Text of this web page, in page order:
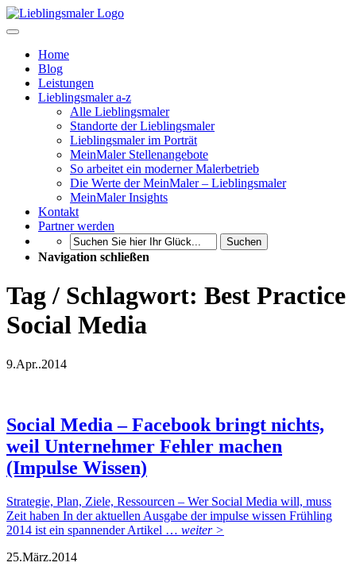
Home
Blog
Leistungen
Lieblingsmaler a-z
Alle Lieblingsmaler
Standorte der Lieblingsmaler
Lieblingsmaler im Porträt
MeinMaler Stellenangebote
So arbeitet ein moderner Malerbetrieb
Die Werte der MeinMaler – Lieblingsmaler
MeinMaler Insights
Kontakt
Partner werden
Suchen
Navigation schließen
Tag / Schlagwort: Best Practice
Social Media
9.Apr..2014
Social Media – Facebook bringt nichts,
weil Unternehmer Fehler machen
(Impulse Wissen)
Strategie, Plan, Ziele, Ressourcen – Wer Social Media will, muss
Zeit haben In der aktuellen Ausgabe der impulse wissen Frühling
2014 ist ein spannender Artikel … weiter >
25.März.2014